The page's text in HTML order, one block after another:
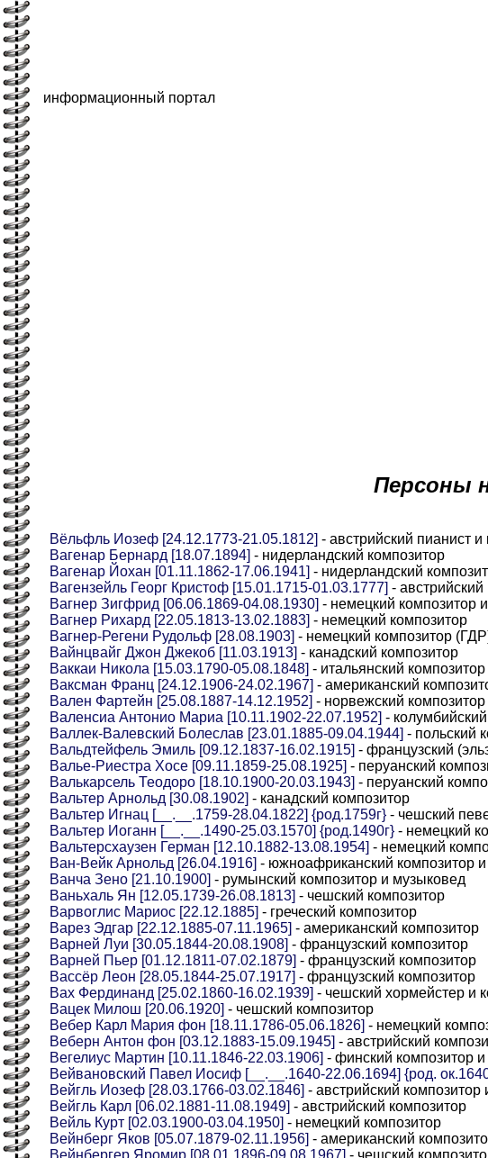
информационный портал
Персоны
Вёльфль Иозеф [24.12.1773-21.05.1812] - австрийский пианист и
Вагенар Бернард [18.07.1894] - нидерландский композитор
Вагенар Йохан [01.11.1862-17.06.1941] - нидерландский
Вагензейль Георг Кристоф [15.01.1715-01.03.1777] - австрийский
Вагнер Зигфрид [06.06.1869-04.08.1930] - немецкий композитор
Вагнер Рихард [22.05.1813-13.02.1883] - немецкий композитор
Вагнер-Регени Рудольф [28.08.1903] - немецкий композитор
Вайнцвайг Джон Джекоб [11.03.1913] - канадский композитор
Ваккаи Никола [15.03.1790-05.08.1848] - итальянский
Ваксман Франц [24.12.1906-24.02.1967] - американский
Вален Фартейн [25.08.1887-14.12.1952] - норвежский композитор
Валенсиа Антонио Мариа [10.11.1902-22.07.1952] -
Валлек-Валевский Болеслав [23.01.1885-09.04.1944] - польский
Вальдтейфель Эмиль [09.12.1837-16.02.1915] - французский
Валье-Риестра Хосе [09.11.1859-25.08.1925] - перуанский
Валькарсель Теодоро [18.10.1900-20.03.1943] - перуанский
Вальтер Арнольд [30.08.1902] - канадский композитор
Вальтер Игнац [__.__.1759-28.04.1822] {род.1759г} - чешский
Вальтер Иоганн [__.__.1490-25.03.1570] {род.1490г} - немецкий
Вальтерсхаузен Герман [12.10.1882-13.08.1954] - немецкий
Ван-Вейк Арнольд [26.04.1916] - южноафриканский композитор и
Ванча Зено [21.10.1900] - румынский композитор и музыковед
Ваньхаль Ян [12.05.1739-26.08.1813] - чешский композитор
Варвоглис Мариос [22.12.1885] - греческий композитор
Варез Эдгар [22.12.1885-07.11.1965] - американский композитор
Варней Луи [30.05.1844-20.08.1908] - французский композитор
Варней Пьер [01.12.1811-07.02.1879] - французский композитор
Вассёр Леон [28.05.1844-25.07.1917] - французский композитор
Вах Фердинанд [25.02.1860-16.02.1939] - чешский хормейстер и
Вацек Милош [20.06.1920] - чешский композитор
Вебер Карл Мария фон [18.11.1786-05.06.1826] - немецкий
Веберн Антон фон [03.12.1883-15.09.1945] - австрийский
Вегелиус Мартин [10.11.1846-22.03.1906] - финский композитор
Вейвановский Павел Иосиф [__.__.1640-22.06.1694] {род.
Вейгль Иозеф [28.03.1766-03.02.1846] - австрийский
Вейгль Карл [06.02.1881-11.08.1949] - австрийский композитор
Вейль Курт [02.03.1900-03.04.1950] - немецкий композитор
Вейнберг Яков [05.07.1879-02.11.1956] - американский